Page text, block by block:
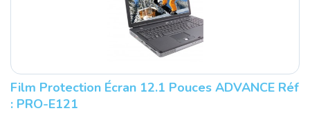
Film Protection Écran 12.1 Pouces ADVANCE Réf
: PRO-E121